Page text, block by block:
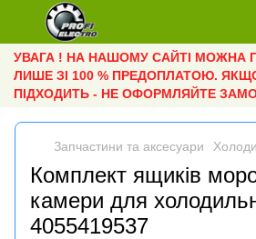
УВАГА ! НА НАШОМУ САЙТІ МОЖНА
ЛИШЕ ЗІ 100 % ПРЕДОПЛАТОЮ.
ПІДХОДИТЬ - НЕ ОФОРМЛЯЙТЕ
Запчастини та аксесуари
Комплект ящиків
камери для
4055419537